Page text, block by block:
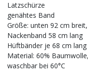
Latzschürze
genähtes Band
Größe: unten 92 cm
Nackenband 58 cm lang
Hüftbänder je 68 cm lang
Material: 60%
waschbar bei 60°C